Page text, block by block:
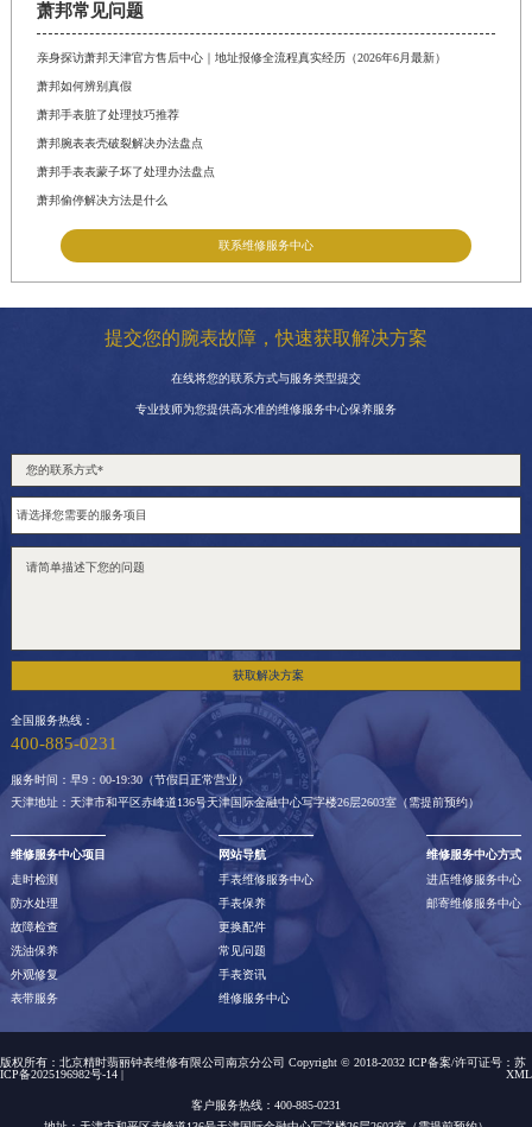
萧邦常见问题
亲身探访萧邦天津官方售后中心｜地址报修全流程真实经历（2026年6月最新）
萧邦如何辨别真假
萧邦手表脏了处理技巧推荐
萧邦腕表表壳破裂解决办法盘点
萧邦手表表蒙子坏了处理办法盘点
萧邦偷停解决方法是什么
联系维修服务中心
提交您的腕表故障，快速获取解决方案
在线将您的联系方式与服务类型提交
专业技师为您提供高水准的维修服务中心保养服务
获取解决方案
全国服务热线：
400-885-0231
服务时间：早9：00-19:30（节假日正常营业）
天津地址：天津市和平区赤峰道136号天津国际金融中心写字楼26层2603室（需提前预约）
维修服务中心项目
走时检测
防水处理
故障检查
洗油保养
外观修复
表带服务
网站导航
手表维修服务中心
手表保养
更换配件
常见问题
手表资讯
维修服务中心
维修服务中心方式
进店维修服务中心
邮寄维修服务中心
版权所有：北京精时翡丽钟表维修有限公司南京分公司 Copyright © 2018-2032 ICP备案/许可证号： 苏
ICP备2025196982号-14 | XML
客户服务热线：400-885-0231